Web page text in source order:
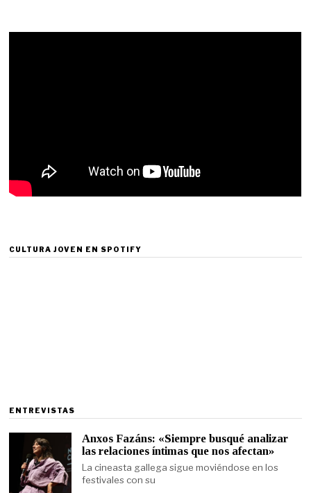
CULTURA JOVEN EN SPOTIFY
ENTREVISTAS
Anxos Fazáns: «Siempre busqué analizar
las relaciones íntimas que nos afectan»
La cineasta gallega sigue moviéndose en los
festivales con su